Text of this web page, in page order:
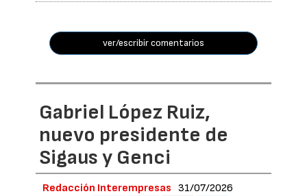
ver/escribir comentarios
Gabriel López Ruiz,
nuevo presidente de
Sigaus y Genci
Redacción Interempresas 31/07/2026